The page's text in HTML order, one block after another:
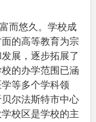
而悠久。学校成
的高等教育为宗
展，逐步拓展了
的办学范围已涵
等多个学科领
尔法斯特市中心
校区是学校的主